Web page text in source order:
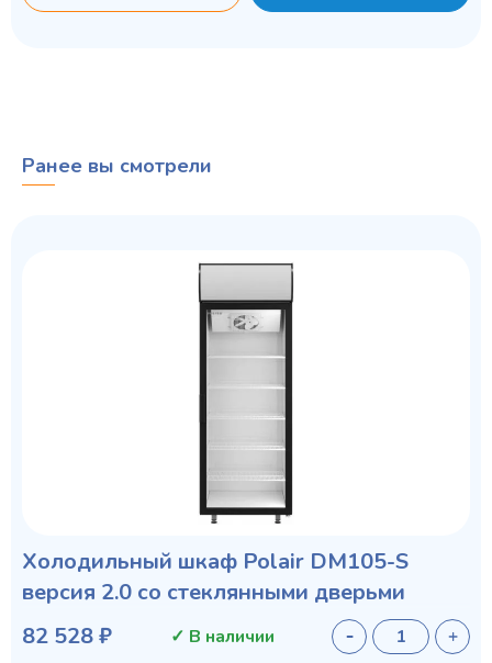
Ранее вы смотрели
Холодильный шкаф Polair DM105-S
версия 2.0 со стеклянными дверьми
82 528 ₽
✓ В наличии